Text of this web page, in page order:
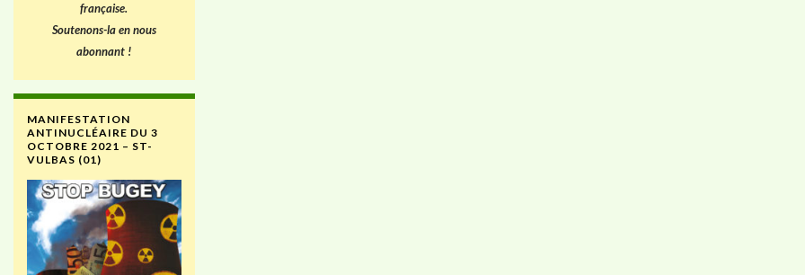
française.
Soutenons-la en nous
abonnant !
MANIFESTATION
ANTINUCLÉAIRE DU 3
OCTOBRE 2021 – ST-
VULBAS (01)